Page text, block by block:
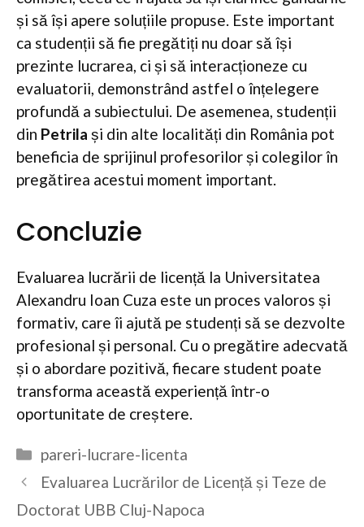
și să își apere soluțiile propuse. Este important
ca studenții să fie pregătiți nu doar să își
prezinte lucrarea, ci și să interacționeze cu
evaluatorii, demonstrând astfel o înțelegere
profundă a subiectului. De asemenea, studenții
din Petrila și din alte localități din România pot
beneficia de sprijinul profesorilor și colegilor în
pregătirea acestui moment important.
Concluzie
Evaluarea lucrării de licență la Universitatea
Alexandru Ioan Cuza este un proces valoros și
formativ, care îi ajută pe studenți să se dezvolte
profesional și personal. Cu o pregătire adecvată
și o abordare pozitivă, fiecare student poate
transforma această experiență într-o
oportunitate de creștere.
Categorii
pareri-lucrare-licenta
Evaluarea Lucrărilor de Licență și Teze de
Doctorat UBB Cluj-Napoca